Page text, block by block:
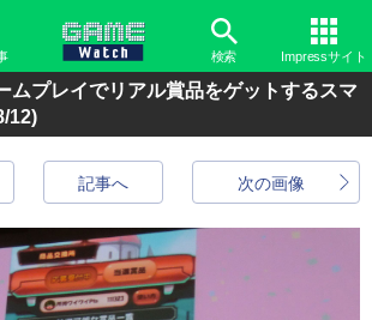
検索 Impressサイト
ムプレイでリアル賞品をゲットするスマ
12)
次の画像
記事へ